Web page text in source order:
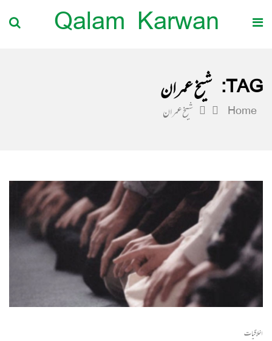
Qalam Karwan
TAG: شیخ عمران
Home شیخ عمران
اخلاقیات